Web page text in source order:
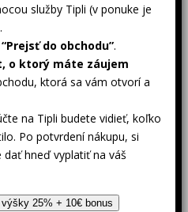
služby Tipli (v ponuke je
do obchodu”.
o ktorý máte záujem
ktorá sa vám otvorí a
na Tipli budete vidieť, koľko
Po potvrdení nákupu, si
hneď vyplatiť na váš
25% + 10€ bonus